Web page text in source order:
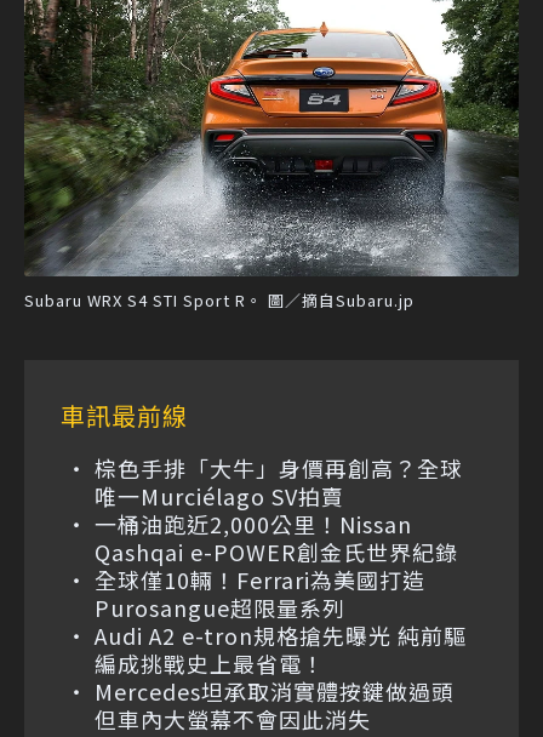
Subaru WRX S4 STI Sport R。 圖／摘自Subaru.jp
車訊最前線
棕色手排「大牛」身價再創高？全球
唯一Murciélago SV拍賣
一桶油跑近2,000公里！Nissan
Qashqai e-POWER創金氏世界紀錄
全球僅10輛！Ferrari為美國打造
Purosangue超限量系列
Audi A2 e-tron規格搶先曝光 純前驅
編成挑戰史上最省電！
Mercedes坦承取消實體按鍵做過頭
但車內大螢幕不會因此消失